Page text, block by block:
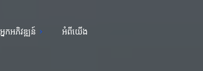
អ្នកអភិវឌ្ឍន៍ អំពីយើង